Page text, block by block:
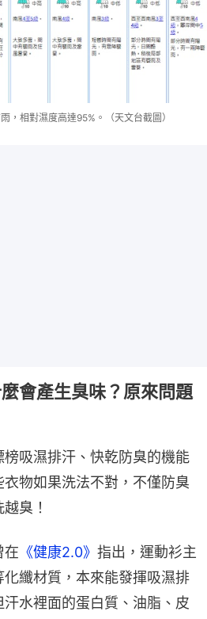
，相對濕度高達95%。（天文台截圖）
會產生臭味？原來問題
吸濕排汗、快乾防臭的機能
物如果洗法不對，不僅防臭
臭！
在 《健康2.0》 指出，運動衫主
纖材質，本來能發揮吸濕排
水裡面的蛋白質、油脂、皮